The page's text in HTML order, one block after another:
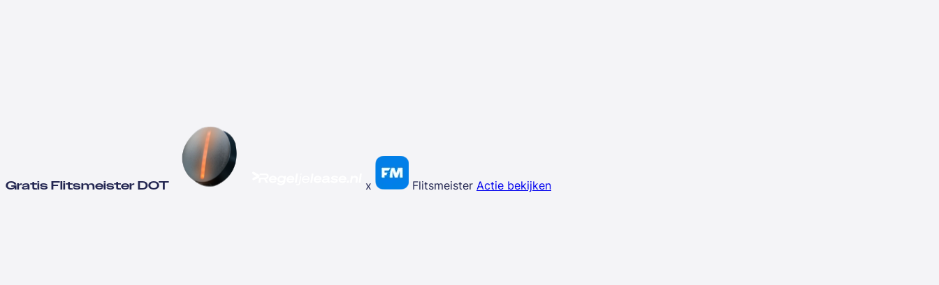
Gratis Flitsmeister DOT x Flitsmeister Actie bekijken